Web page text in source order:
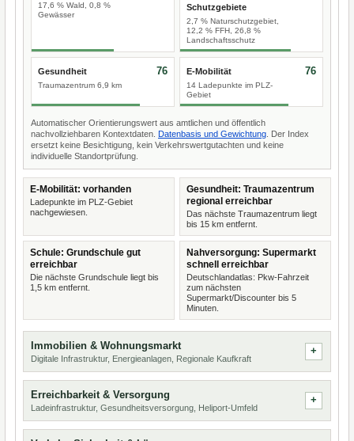
17,6 % Wald, 0,8 %
Gewässer
Schutzgebiete
2,7 % Naturschutzgebiet,
12,2 % FFH, 26,8 %
Landschaftsschutz
Gesundheit
Traumazentrum 6,9 km
76 E-Mobilität
14 Ladepunkte im PLZ-
Gebiet
76
Automatischer Orientierungswert aus amtlichen und öffentlich
nachvollziehbaren Kontextdaten. Datenbasis und Gewichtung . Der Index
ersetzt keine Besichtigung, kein Verkehrswertgutachten und keine
individuelle Standortprüfung.
E-Mobilität: vorhanden
Ladepunkte im PLZ-Gebiet
nachgewiesen.
Gesundheit: Traumazentrum
regional erreichbar
Das nächste Traumazentrum liegt
bis 15 km entfernt.
Schule: Grundschule gut
erreichbar
Die nächste Grundschule liegt bis
1,5 km entfernt.
Nahversorgung: Supermarkt
schnell erreichbar
Deutschlandatlas: Pkw-Fahrzeit
zum nächsten
Supermarkt/Discounter bis 5
Minuten.
Immobilien & Wohnungsmarkt
Digitale Infrastruktur, Energieanlagen, Regionale Kaufkraft
Erreichbarkeit & Versorgung
Ladeinfrastruktur, Gesundheitsversorgung, Heliport-Umfeld